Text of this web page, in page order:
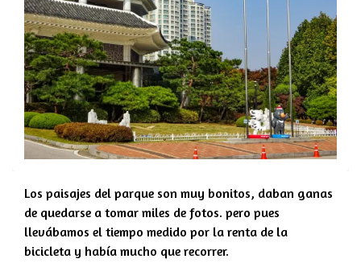
Los paisajes del parque son muy bonitos, daban ganas
de quedarse a tomar miles de fotos. pero pues
llevábamos el tiempo medido por la renta de la
bicicleta y había mucho que recorrer.